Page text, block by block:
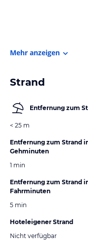
Mehr anzeigen
Strand
Entfernung zum
< 25 m
Entfernung zum Strand
Gehminuten
1 min
Entfernung zum Strand
Fahrminuten
5 min
Hoteleigener Strand
Nicht verfügbar